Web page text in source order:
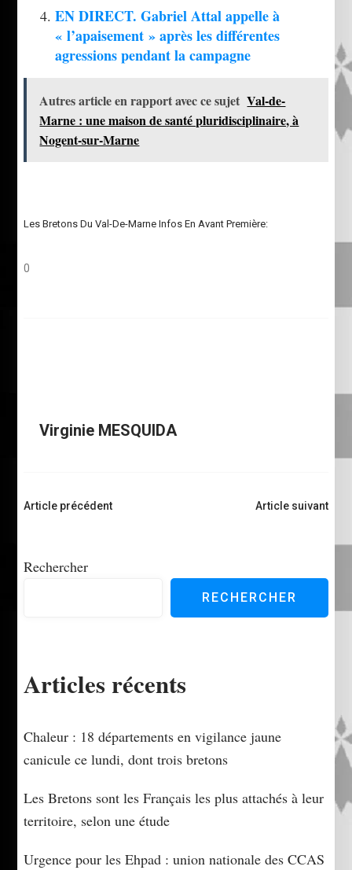
EN DIRECT. Gabriel Attal appelle à
« l’apaisement » après les différentes
agressions pendant la campagne
Autres article en rapport avec ce sujet Val-de-
Marne : une maison de santé pluridisciplinaire, à
Nogent-sur-Marne
Les Bretons Du Val-De-Marne Infos En Avant Première:
0
Virginie MESQUIDA
Navigation
Article précédent Article suivant
Rechercher
RECHERCHER
Articles récents
Chaleur : 18 départements en vigilance jaune
canicule ce lundi, dont trois bretons
Les Bretons sont les Français les plus attachés à leur
territoire, selon une étude
Urgence pour les Ehpad : union nationale des CCAS